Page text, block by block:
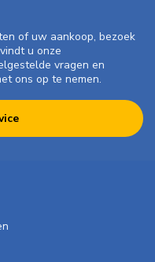
of uw aankoop, bezoek
u onze
vragen en
ons op te nemen.